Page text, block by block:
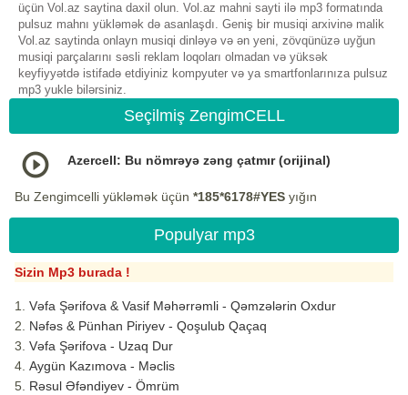
üçün Vol.az saytina daxil olun. Vol.az mahni sayti ilə mp3 formatında
pulsuz mahnı yükləmək də asanlaşdı. Geniş bir musiqi arxivinə malik
Vol.az saytinda onlayn musiqi dinləyə və ən yeni, zövqünüzə uyğun
musiqi parçalarını səsli reklam loqoları olmadan və yüksək
keyfiyyətdə istifadə etdiyiniz kompyuter və ya smartfonlarınıza pulsuz
mp3 yukle bilərsiniz.
Seçilmiş ZengimCELL
Azercell: Bu nömrəyə zəng çatmır (orijinal)
Bu Zengimcelli yükləmək üçün *185*6178#YES yığın
Populyar mp3
Sizin Mp3 burada !
Vəfa Şərifova & Vasif Məhərrəmli - Qəmzələrin Oxdur
Nəfəs & Pünhan Piriyev - Qoşulub Qaçaq
Vəfa Şərifova - Uzaq Dur
Aygün Kazımova - Məclis
Rəsul Əfəndiyev - Ömrüm